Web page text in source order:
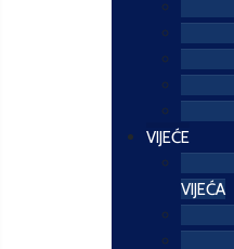
VIJEĆE
VIJEĆA